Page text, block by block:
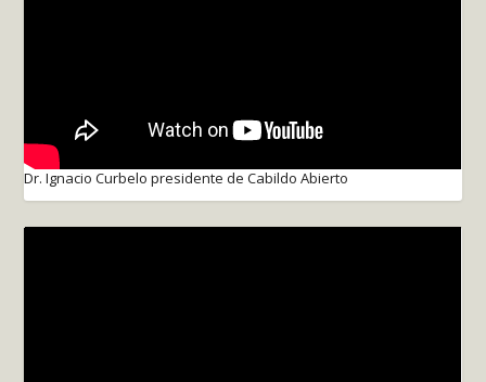
Dr. Ignacio Curbelo presidente de Cabildo Abierto